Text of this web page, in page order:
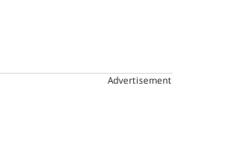
Advertisement